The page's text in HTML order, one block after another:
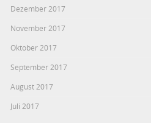
Dezember 2017
November 2017
Oktober 2017
September 2017
August 2017
Juli 2017